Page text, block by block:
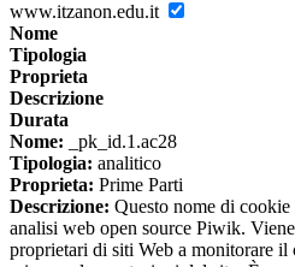
www.itzanon.edu.it
Nome
Tipologia
Proprieta
Descrizione
Durata
Nome: _pk_id.1.ac28
Tipologia: analitico
Proprieta: Prime Parti
Descrizione: Questo nome di cookie
analisi web open source Piwik.
proprietari di siti Web a monitorare il